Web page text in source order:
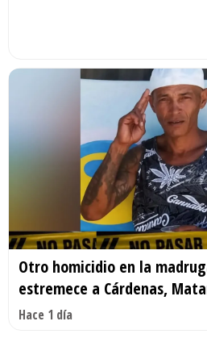
Otro homicidio en la
estremece a Cárdenas,
Hace 1 día